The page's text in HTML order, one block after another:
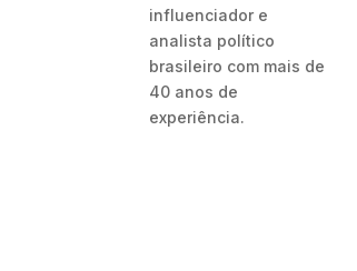
influenciador e
analista político
brasileiro com mais de
40 anos de
experiência.